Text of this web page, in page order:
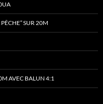
SUR 20M
AVEC BALUN 4:1